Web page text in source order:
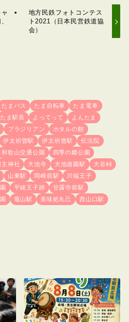
地方民鉄フォトコンテス
ト2021（日本民営鉄道協
会）
たまバス たま自転車
たま電車
たま駅長 よってって
よんたま
ブラジリアン
ホタルの館
伊太祈曽駅 伊太祈曾駅
伝法院
和歌山交通公園
四季の郷公園
主神社 大池寺 大池遊園駅
大谷峠
山東駅 岡崎前駅
川端王子
平緒王子跡
甘露寺前駅
竈山駅 美味処丸己
西山口駅